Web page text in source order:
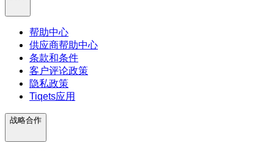
帮助中心
供应商帮助中心
条款和条件
客户评论政策
隐私政策
Tiqets应用
战略合作